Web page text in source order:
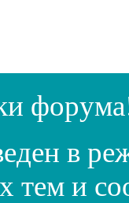
в
тем и